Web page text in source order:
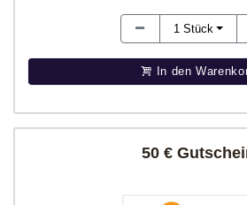
1 Stück
In den
50 €